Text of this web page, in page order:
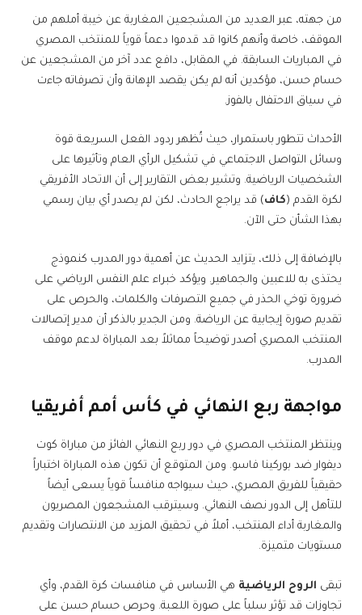
من جهته، عبر العديد من المشجعين المغاربة عن خيبة أملهم من
الموقف، خاصة وأنهم كانوا قد قدموا دعماً قوياً للمنتخب المصري
في المباريات السابقة. في المقابل، دافع عدد آخر من المشجعين عن
حسام حسن، مؤكدين أنه لم يكن يقصد الإهانة وأن تصرفاته جاءت
في سياق الاحتفال بالفوز.
الأحداث تتطور باستمرار، حيث تُظهر ردود الفعل السريعة قوة
وسائل التواصل الاجتماعي في تشكيل الرأي العام وتأثيرها على
الشخصيات الرياضية. وتشير بعض التقارير إلى أن الاتحاد الأفريقي
لكرة القدم (كاف) قد يراجع الحادث، لكن لم يصدر أي بيان رسمي
بهذا الشأن حتى الآن.
بالإضافة إلى ذلك، يتزايد الحديث عن أهمية دور المدرب كنموذج
يحتذى به للاعبين والجماهير. ويؤكد خبراء علم النفس الرياضي على
ضرورة توخي الحذر في جميع التصرفات والكلمات، والحرص على
تقديم صورة إيجابية عن الرياضة. ومن الجدير بالذكر أن مدير إتصالات
المنتخب المصري أصدر توضيحاً مماثلاً بعد المباراة لدعم موقف
المدرب.
مواجهة ربع النهائي في كأس أمم أفريقيا
وينتظر المنتخب المصري في دور ربع النهائي الفائز من مباراة كوت
ديفوار ضد بوركينا فاسو. ومن المتوقع أن تكون هذه المباراة اختباراً
حقيقياً للفريق المصري، حيث سيواجه منافساً قوياً يسعى أيضاً
للتأهل إلى الدور نصف النهائي. وسيترقب المشجعون المصريون
والمغاربة أداء المنتخب، أملاً في تحقيق المزيد من الانتصارات وتقديم
مستويات متميزة.
تبقى الروح الرياضية هي الأساس في منافسات كرة القدم، وأي
تجاوزات قد تؤثر سلباً على صورة اللعبة. وحرص حسام حسن على